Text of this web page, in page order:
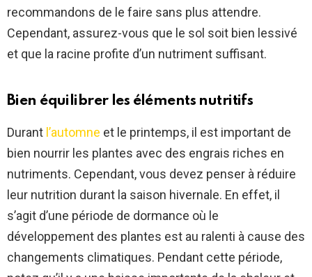
recommandons de le faire sans plus attendre.
Cependant, assurez-vous que le sol soit bien lessivé
et que la racine profite d’un nutriment suffisant.
Bien équilibrer les éléments nutritifs
Durant l’automne et le printemps, il est important de
bien nourrir les plantes avec des engrais riches en
nutriments. Cependant, vous devez penser à réduire
leur nutrition durant la saison hivernale. En effet, il
s’agit d’une période de dormance où le
développement des plantes est au ralenti à cause des
changements climatiques. Pendant cette période,